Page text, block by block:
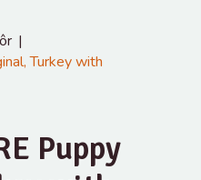
Turkey with
Puppy